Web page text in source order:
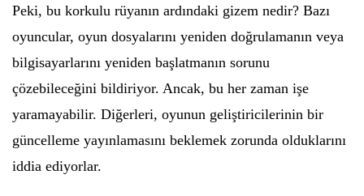
Peki, bu korkulu rüyanın ardındaki gizem nedir? Bazı
oyuncular, oyun dosyalarını yeniden doğrulamanın veya
bilgisayarlarını yeniden başlatmanın sorunu
çözebileceğini bildiriyor. Ancak, bu her zaman işe
yaramayabilir. Diğerleri, oyunun geliştiricilerinin bir
güncelleme yayınlamasını beklemek zorunda olduklarını
iddia ediyorlar.